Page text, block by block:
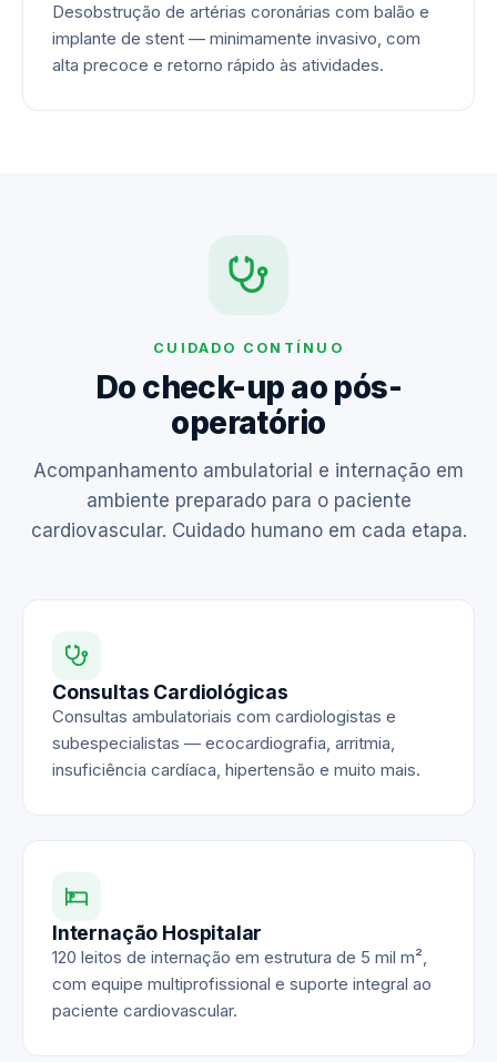
Desobstrução de artérias coronárias com balão e
implante de stent — minimamente invasivo, com
alta precoce e retorno rápido às atividades.
CUIDADO CONTÍNUO
Do check-up ao pós-
operatório
Acompanhamento ambulatorial e internação em
ambiente preparado para o paciente
cardiovascular. Cuidado humano em cada etapa.
Consultas Cardiológicas
Consultas ambulatoriais com cardiologistas e
subespecialistas — ecocardiografia, arritmia,
insuficiência cardíaca, hipertensão e muito mais.
Internação Hospitalar
120 leitos de internação em estrutura de 5 mil m²,
com equipe multiprofissional e suporte integral ao
paciente cardiovascular.